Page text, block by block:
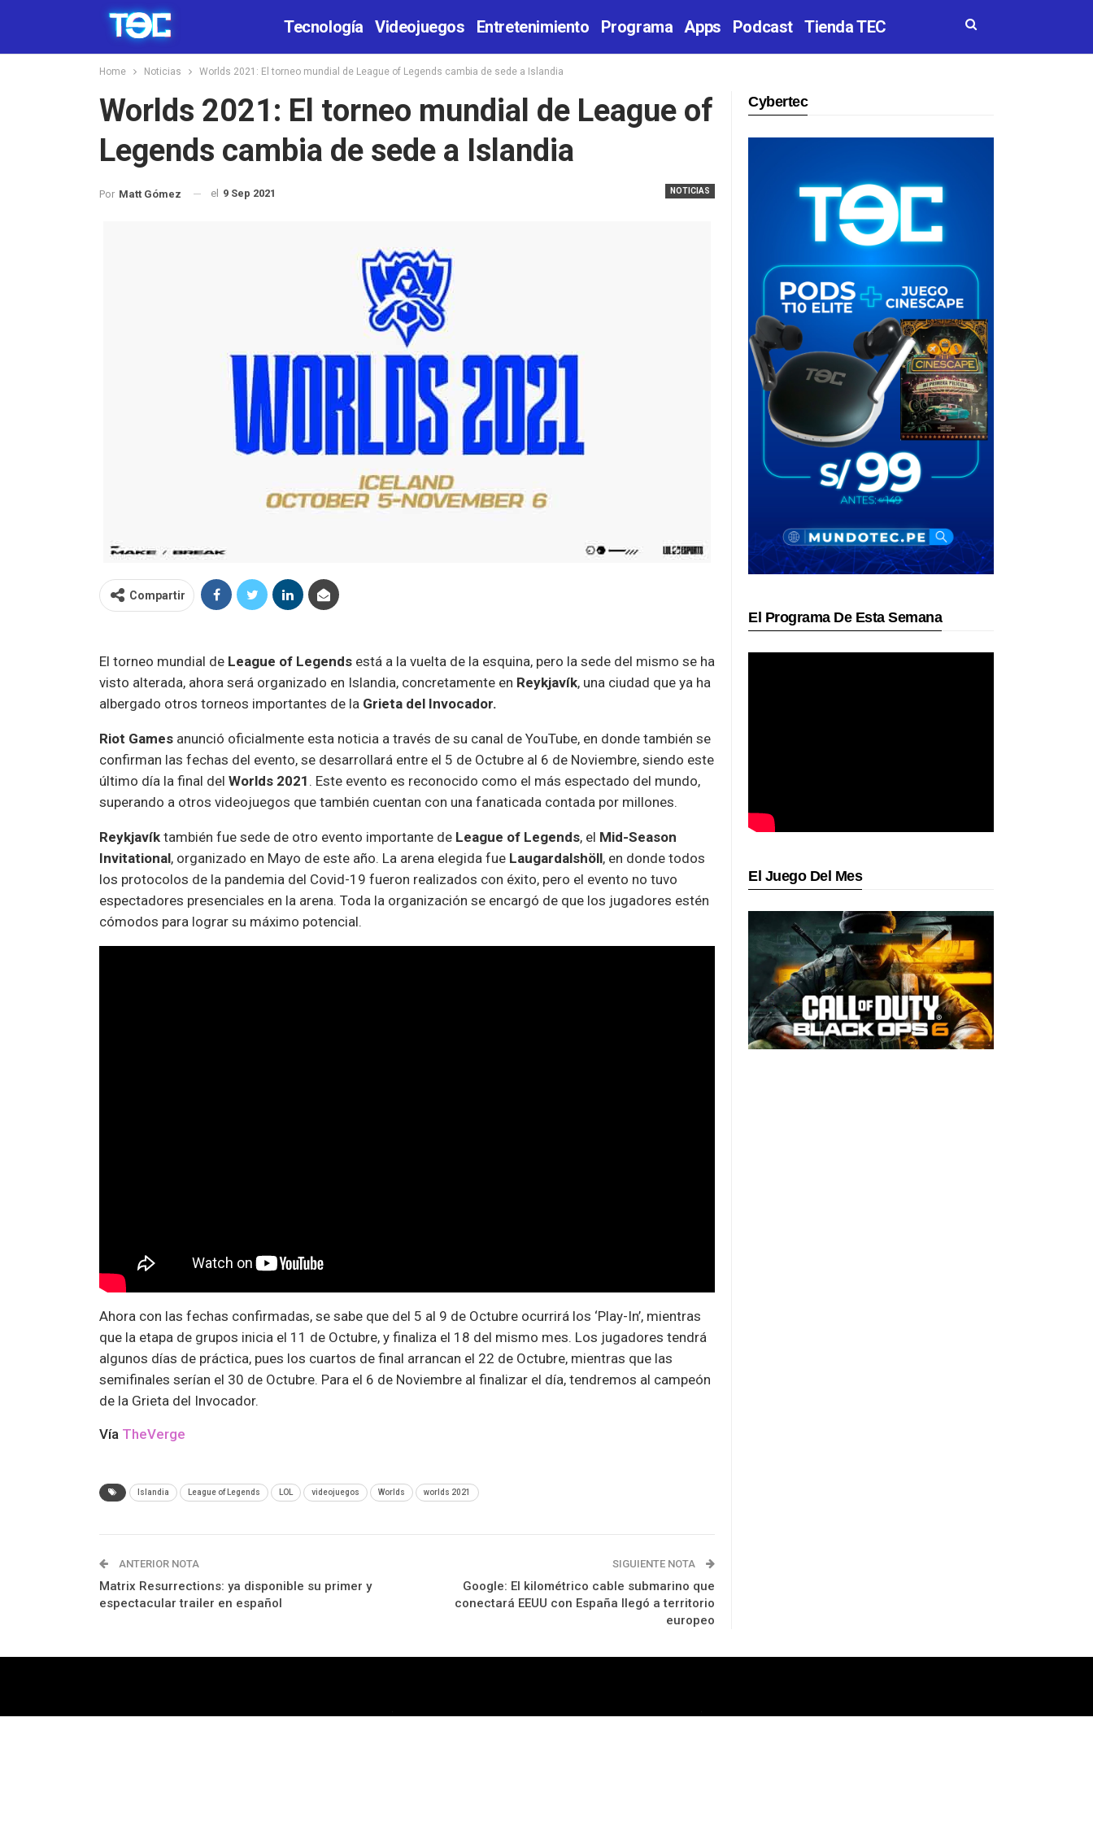
Tecnología Videojuegos Entretenimiento Programa Apps Podcast Tienda TEC
Home Noticias Worlds 2021: El torneo mundial de League of Legends cambia de sede a Islandia
Worlds 2021: El torneo mundial de League of
Legends cambia de sede a Islandia
NOTICIAS
Por Matt Gómez el 9 Sep 2021
Compartir
El torneo mundial de League of Legends está a la vuelta de la esquina, pero la sede del mismo se ha
visto alterada, ahora será organizado en Islandia, concretamente en Reykjavík, una ciudad que ya ha
albergado otros torneos importantes de la Grieta del Invocador.
Riot Games anunció oficialmente esta noticia a través de su canal de YouTube, en donde también se
confirman las fechas del evento, se desarrollará entre el 5 de Octubre al 6 de Noviembre, siendo este
último día la final del Worlds 2021 . Este evento es reconocido como el más espectado del mundo,
superando a otros videojuegos que también cuentan con una fanaticada contada por millones.
Reykjavík también fue sede de otro evento importante de League of Legends, el Mid-Season
Invitational, organizado en Mayo de este año. La arena elegida fue Laugardalshöll, en donde todos
los protocolos de la pandemia del Covid-19 fueron realizados con éxito, pero el evento no tuvo
espectadores presenciales en la arena. Toda la organización se encargó de que los jugadores estén
cómodos para lograr su máximo potencial.
Ahora con las fechas confirmadas, se sabe que del 5 al 9 de Octubre ocurrirá los ‘Play-In’, mientras
que la etapa de grupos inicia el 11 de Octubre, y finaliza el 18 del mismo mes. Los jugadores tendrá
algunos días de práctica, pues los cuartos de final arrancan el 22 de Octubre, mientras que las
semifinales serían el 30 de Octubre. Para el 6 de Noviembre al finalizar el día, tendremos al campeón
de la Grieta del Invocador.
Vía TheVerge
Islandia League of Legends LOL videojuegos Worlds worlds 2021
ANTERIOR NOTA
Matrix Resurrections: ya disponible su primer y
espectacular trailer en español
SIGUIENTE NOTA
Google: El kilométrico cable submarino que
conectará EEUU con España llegó a territorio
europeo
Cybertec
El Programa De Esta Semana
El Juego Del Mes